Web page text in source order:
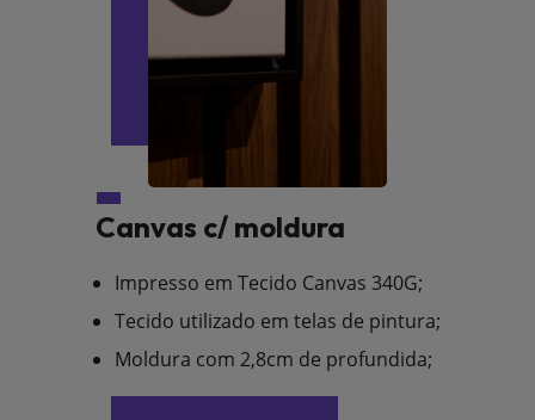
Canvas c/ moldura
Impresso em Tecido Canvas 340G;
Tecido utilizado em telas de pintura;
Moldura com 2,8cm de profundida;